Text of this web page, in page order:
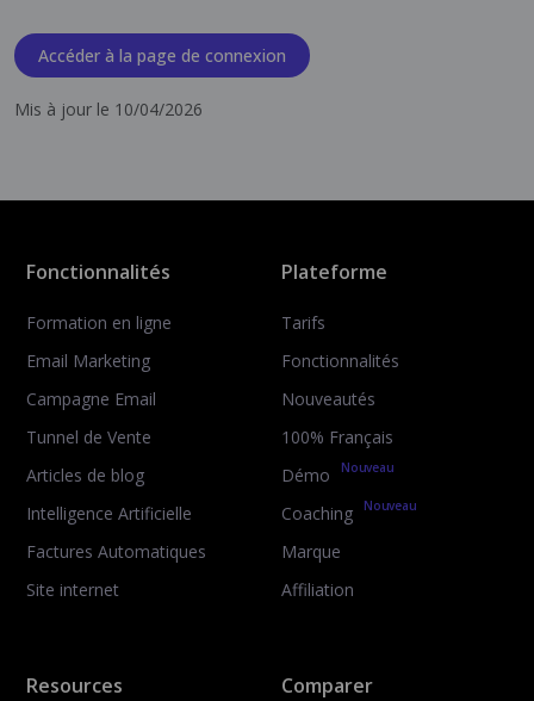
Accéder à la page de connexion
Mis à jour le 10/04/2026
Fonctionnalités
Formation en ligne
Email Marketing
Campagne Email
Tunnel de Vente
Articles de blog
Intelligence Artificielle
Factures Automatiques
Site internet
Plateforme
Tarifs
Fonctionnalités
Nouveautés
100% Français
Démo
Nouveau
Coaching Nouveau
Marque
Affiliation
Resources Comparer